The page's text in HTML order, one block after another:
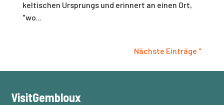
keltischen Ursprungs und erinnert an einen Ort,
"wo...
Nächste Einträge "
VisitGembloux